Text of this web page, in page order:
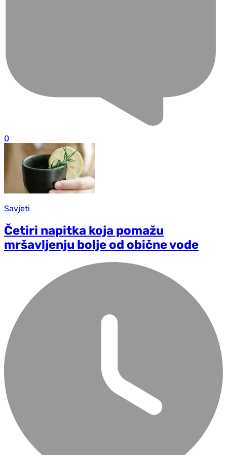
0
Savjeti
Četiri napitka koja pomažu
mršavljenju bolje od obične vode